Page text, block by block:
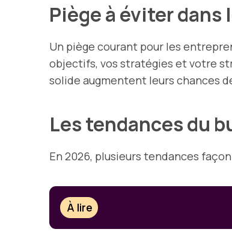
Piège à éviter dans
Un piège courant pour les
objectifs, vos stratégies et votre
solide augmentent leurs chances
Les tendances du
En 2026, plusieurs tendances
À lire